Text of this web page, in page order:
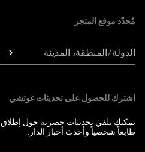
مُحدّد موقع المتجر
الدولة/المنطقة، المدينة
اشترك للحصول على تحديثات غوتشي
يمكنك تلقي تحديثات حصرية حول
طابعاً شخصياً وأحدث أخبار الدار.